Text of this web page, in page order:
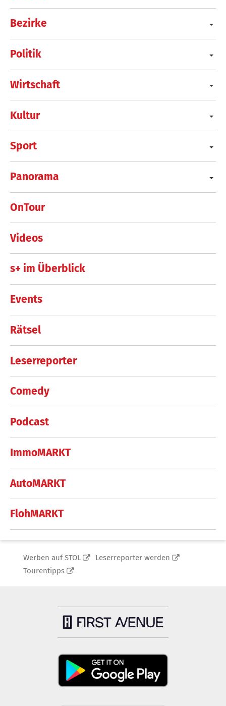
Bezirke
Politik
Wirtschaft
Kultur
Sport
Panorama
OnTour
Videos
s+ im Überblick
Events
Rätsel
Leserreporter
Comedy
Podcast
ImmoMARKT
AutoMARKT
FlohMARKT
Werben auf STOL
Leserreporter werden
Tourentipps